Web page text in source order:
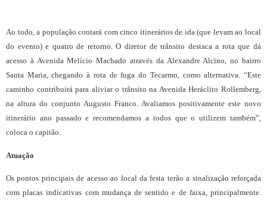
Ao todo, a população contará com cinco itinerários de ida (que levam ao local
do evento) e quatro de retorno. O diretor de trânsito destaca a rota que dá
acesso à Avenida Melício Machado através da Alexandre Alcino, no bairro
Santa Maria, chegando à rota de fuga do Tecarmo, como alternativa. “Este
caminho contribuirá para aliviar o trânsito na Avenida Heráclito Rollemberg,
na altura do conjunto Augusto Franco. Avaliamos positivamente este novo
itinerário ano passado e recomendamos a todos que o utilizem também”,
coloca o capitão.
Atuação
Os pontos principais de acesso ao local da festa terão a sinalização reforçada
com placas indicativas com mudança de sentido e de faixa, principalmente.